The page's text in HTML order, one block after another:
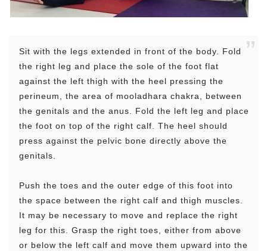
Sit with the legs extended in front of the body. Fold
the right leg and place the sole of the foot flat
against the left thigh with the heel pressing the
perineum, the area of mooladhara chakra, between
the genitals and the anus. Fold the left leg and place
the foot on top of the right calf. The heel should
press against the pelvic bone directly above the
genitals.
Push the toes and the outer edge of this foot into
the space between the right calf and thigh muscles.
It may be necessary to move and replace the right
leg for this. Grasp the right toes, either from above
or below the left calf and move them upward into the